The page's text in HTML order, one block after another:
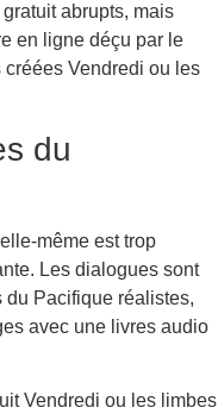
abrupts, mais
en ligne déçu par le
Vendredi ou les
du
même est trop
Les dialogues sont
du Pacifique réalistes,
avec une livres audio
Vendredi ou les limbes